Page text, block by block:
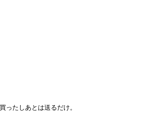
ったしあとは送るだけ。